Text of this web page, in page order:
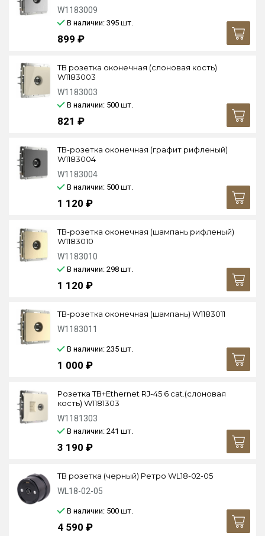
W1183009
В наличии: 395 шт.
899 ₽
ТВ розетка оконечная (слоновая кость)
W1183003
W1183003
В наличии: 500 шт.
821 ₽
ТВ-розетка оконечная (графит рифленый)
W1183004
W1183004
В наличии: 500 шт.
1 120 ₽
ТВ-розетка оконечная (шампань рифленый)
W1183010
W1183010
В наличии: 298 шт.
1 120 ₽
ТВ-розетка оконечная (шампань) W1183011
W1183011
В наличии: 235 шт.
1 000 ₽
Розетка ТВ+Ethernet RJ-45 6 cat.(слоновая
кость) W1181303
W1181303
В наличии: 241 шт.
3 190 ₽
ТВ розетка (черный) Ретро WL18-02-05
WL18-02-05
В наличии: 500 шт.
4 590 ₽